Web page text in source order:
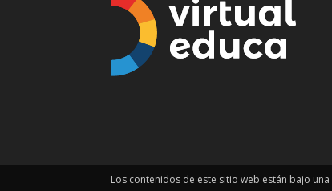
Los contenidos de este sitio web están bajo una